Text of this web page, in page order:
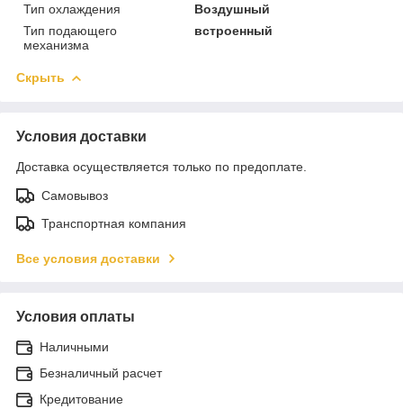
Тип охлаждения
Воздушный
Тип подающего
механизма
встроенный
Скрыть
Условия доставки
Доставка осуществляется только по предоплате.
Самовывоз
Транспортная компания
Все условия доставки
Условия оплаты
Наличными
Безналичный расчет
Кредитование